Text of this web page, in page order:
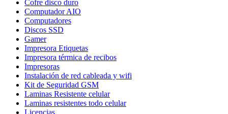
Cofre disco duro
Computador AIO
Computadores
Discos SSD
Gamer
Impresora Etiquetas
Impresora térmica de recibos
Impresoras
Instalación de red cableada y wifi
Kit de Seguridad GSM
Laminas Resistente celular
Laminas resistentes todo celular
Licencias